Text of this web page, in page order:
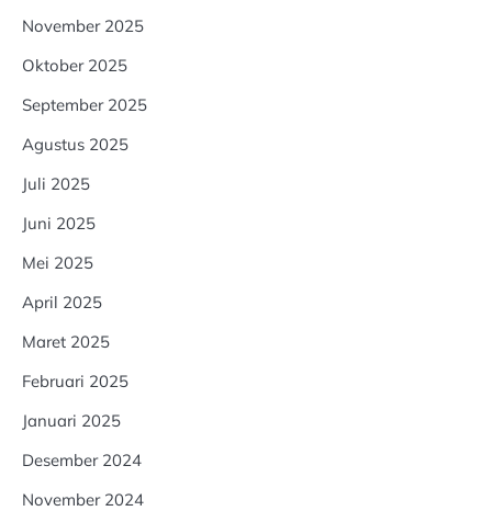
November 2025
Oktober 2025
September 2025
Agustus 2025
Juli 2025
Juni 2025
Mei 2025
April 2025
Maret 2025
Februari 2025
Januari 2025
Desember 2024
November 2024